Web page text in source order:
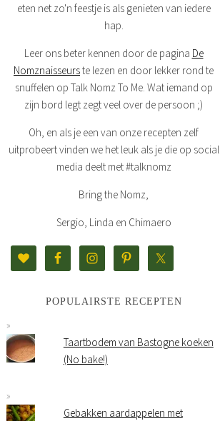
eten net zo'n feestje is als genieten van iedere
hap.
Leer ons beter kennen door de pagina De
Nomznaisseurste lezen en door lekker rond te
snuffelen op Talk Nomz To Me. Wat iemand op
zijn bord legt zegt veel over de persoon ;)
Oh, en als je een van onze recepten zelf
uitprobeert vinden we het leuk als je die op social
media deelt met #talknomz
Bring the Nomz,
Sergio, Linda en Chimaero
POPULAIRSTE RECEPTEN
Taartbodem van Bastogne koeken
(No bake!)
Gebakken aardappelen met